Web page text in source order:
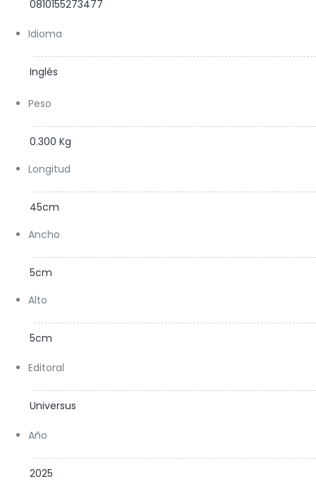
0810155273477
Idioma
Inglés
Peso
0.300 Kg
Longitud
45cm
Ancho
5cm
Alto
5cm
Editoral
Universus
Año
2025